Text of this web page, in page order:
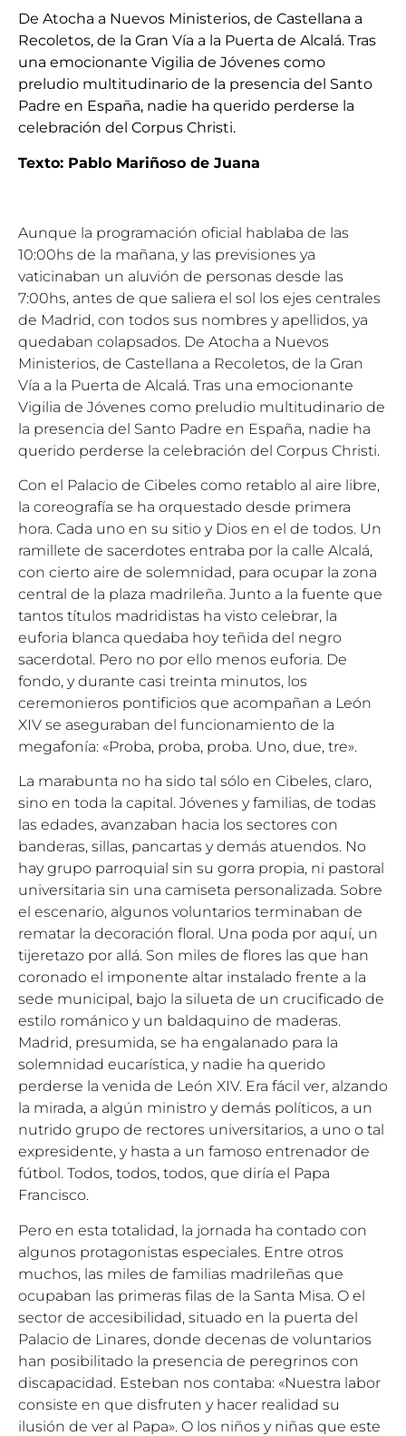
De Atocha a Nuevos Ministerios, de Castellana a
Recoletos, de la Gran Vía a la Puerta de Alcalá. Tras
una emocionante Vigilia de Jóvenes como
preludio multitudinario de la presencia del Santo
Padre en España, nadie ha querido perderse la
celebración del Corpus Christi.
Texto: Pablo Mariñoso de Juana
Aunque la programación oficial hablaba de las
10:00hs de la mañana, y las previsiones ya
vaticinaban un aluvión de personas desde las
7:00hs, antes de que saliera el sol los ejes centrales
de Madrid, con todos sus nombres y apellidos, ya
quedaban colapsados. De Atocha a Nuevos
Ministerios, de Castellana a Recoletos, de la Gran
Vía a la Puerta de Alcalá. Tras una emocionante
Vigilia de Jóvenes como preludio multitudinario de
la presencia del Santo Padre en España, nadie ha
querido perderse la celebración del Corpus Christi.
Con el Palacio de Cibeles como retablo al aire libre,
la coreografía se ha orquestado desde primera
hora. Cada uno en su sitio y Dios en el de todos. Un
ramillete de sacerdotes entraba por la calle Alcalá,
con cierto aire de solemnidad, para ocupar la zona
central de la plaza madrileña. Junto a la fuente que
tantos títulos madridistas ha visto celebrar, la
euforia blanca quedaba hoy teñida del negro
sacerdotal. Pero no por ello menos euforia. De
fondo, y durante casi treinta minutos, los
ceremonieros pontificios que acompañan a León
XIV se aseguraban del funcionamiento de la
megafonía: «Proba, proba, proba. Uno, due, tre».
La marabunta no ha sido tal sólo en Cibeles, claro,
sino en toda la capital. Jóvenes y familias, de todas
las edades, avanzaban hacia los sectores con
banderas, sillas, pancartas y demás atuendos. No
hay grupo parroquial sin su gorra propia, ni pastoral
universitaria sin una camiseta personalizada. Sobre
el escenario, algunos voluntarios terminaban de
rematar la decoración floral. Una poda por aquí, un
tijeretazo por allá. Son miles de flores las que han
coronado el imponente altar instalado frente a la
sede municipal, bajo la silueta de un crucificado de
estilo románico y un baldaquino de maderas.
Madrid, presumida, se ha engalanado para la
solemnidad eucarística, y nadie ha querido
perderse la venida de León XIV. Era fácil ver, alzando
la mirada, a algún ministro y demás políticos, a un
nutrido grupo de rectores universitarios, a uno o tal
expresidente, y hasta a un famoso entrenador de
fútbol. Todos, todos, todos, que diría el Papa
Francisco.
Pero en esta totalidad, la jornada ha contado con
algunos protagonistas especiales. Entre otros
muchos, las miles de familias madrileñas que
ocupaban las primeras filas de la Santa Misa. O el
sector de accesibilidad, situado en la puerta del
Palacio de Linares, donde decenas de voluntarios
han posibilitado la presencia de peregrinos con
discapacidad. Esteban nos contaba: «Nuestra labor
consiste en que disfruten y hacer realidad su
ilusión de ver al Papa». O los niños y niñas que este